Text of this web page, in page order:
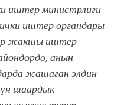
иштер министрлиги
иштер органдары
жакшы иштер
анын
жашаган элдин
шаардык